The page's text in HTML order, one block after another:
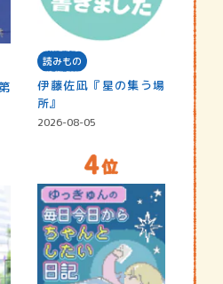
読みもの
伊藤佐凪『星の集う場
所』
2026-08-05